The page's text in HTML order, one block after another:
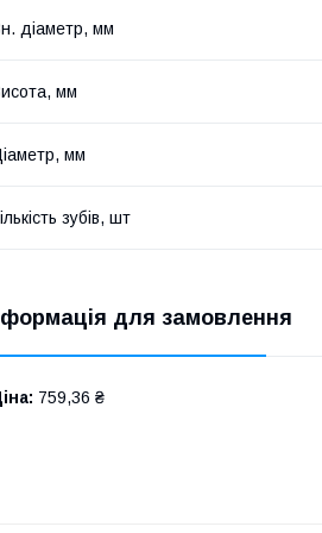
діаметр, мм
мм
мм
зубів, шт
для замовлення
759,36 ₴